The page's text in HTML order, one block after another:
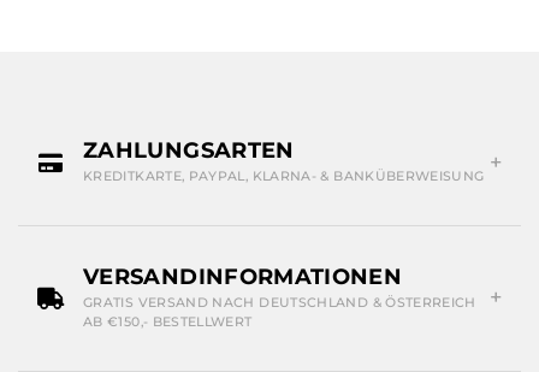
ZAHLUNGSARTEN
KREDITKARTE, PAYPAL, KLARNA- & BANKÜBERWEISUNG
VERSANDINFORMATIONEN
GRATIS VERSAND NACH DEUTSCHLAND & ÖSTERREICH
AB €150,- BESTELLWERT